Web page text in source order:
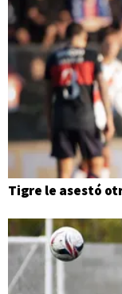
Tigre le asestó